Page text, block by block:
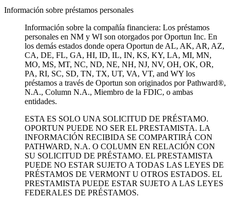
Información sobre préstamos personales
Información sobre la compañía financiera: Los préstamos
personales en NM y WI son otorgados por Oportun Inc. En
los demás estados donde opera Oportun de AL, AK, AR, AZ,
CA, DE, FL, GA, HI, ID, IL, IN, KS, KY, LA, MI, MN,
MO, MS, MT, NC, ND, NE, NH, NJ, NV, OH, OK, OR,
PA, RI, SC, SD, TN, TX, UT, VA, VT, and WY los
préstamos a través de Oportun son originados por Pathward®,
N.A., Column N.A., Miembro de la FDIC, o ambas
entidades.
ESTA ES SOLO UNA SOLICITUD DE PRÉSTAMO.
OPORTUN PUEDE NO SER EL PRESTAMISTA. LA
INFORMACIÓN RECIBIDA SE COMPARTIRÁ CON
PATHWARD, N.A. O COLUMN EN RELACIÓN CON
SU SOLICITUD DE PRÉSTAMO. EL PRESTAMISTA
PUEDE NO ESTAR SUJETO A TODAS LAS LEYES DE
PRÉSTAMOS DE VERMONT U OTROS ESTADOS. EL
PRESTAMISTA PUEDE ESTAR SUJETO A LAS LEYES
FEDERALES DE PRÉSTAMOS.